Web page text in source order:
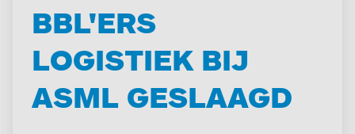
BBL'ERS
LOGISTIEK BIJ
ASML GESLAAGD